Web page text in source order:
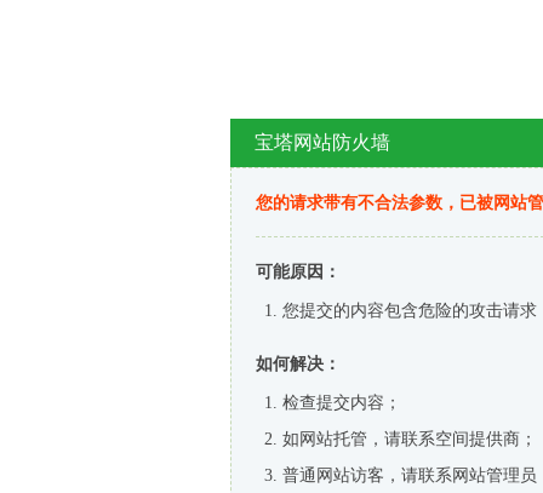
宝塔网站防火墙
您的请求带有不合法参数，已被网站
可能原因：
您提交的内容包含危险的攻击请求
如何解决：
检查提交内容；
如网站托管，请联系空间提供商；
普通网站访客，请联系网站管理员